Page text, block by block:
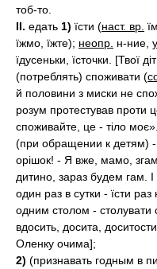
тоб-то.
II. едать 1) їсти (наст. вр.
їжмо, їжте); неопр. н-ние,
їдусеньки, їсточки. [Твої
(потреблять) споживати (
й половини з миски не
розум протестував проти
споживайте, це - тіло
(при обращении к детям)
орішок! - Я вже, мамо,
дитино, зараз будем гам.
один раз в сутки - їсти
одним столом - столувати
вдосить, досита,
Оленку очима];
2) (признавать годным в